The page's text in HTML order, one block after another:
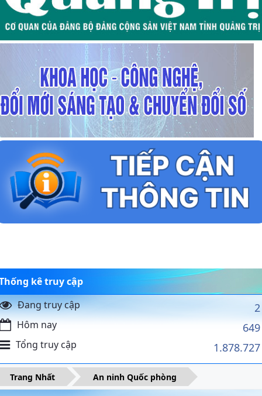
kê truy cập
Đang truy cập
2
Hôm nay 649
Tổng truy cập 1.878.727
Trang Nhất An ninh Quốc phòng